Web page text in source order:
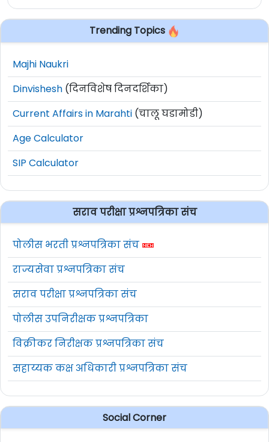
Trending Topics
Majhi Naukri
Dinvishesh (दिनविशेष दिनदर्शिका)
Current Affairs in Marahti (चालू घडामोडी)
Age Calculator
SIP Calculator
सराव परीक्षा प्रश्नपत्रिका संच
पोलीस भरती प्रश्नपत्रिका संच
राज्यसेवा प्रश्नपत्रिका संच
सराव परीक्षा प्रश्नपत्रिका संच
पोलीस उपनिरीक्षक प्रश्नपत्रिका
विक्रीकर निरीक्षक प्रश्नपत्रिका संच
सहाय्यक कक्ष अधिकारी प्रश्नपत्रिका संच
Social Corner